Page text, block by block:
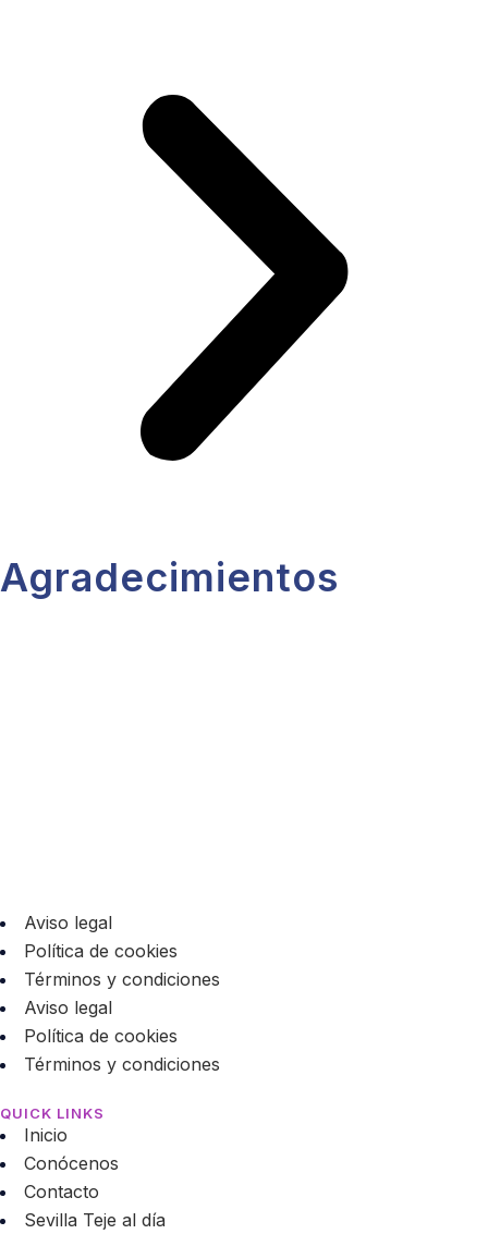
Agradecimientos
Aviso legal
Política de cookies
Términos y condiciones
Aviso legal
Política de cookies
Términos y condiciones
QUICK LINKS
Inicio
Conócenos
Contacto
Sevilla Teje al día